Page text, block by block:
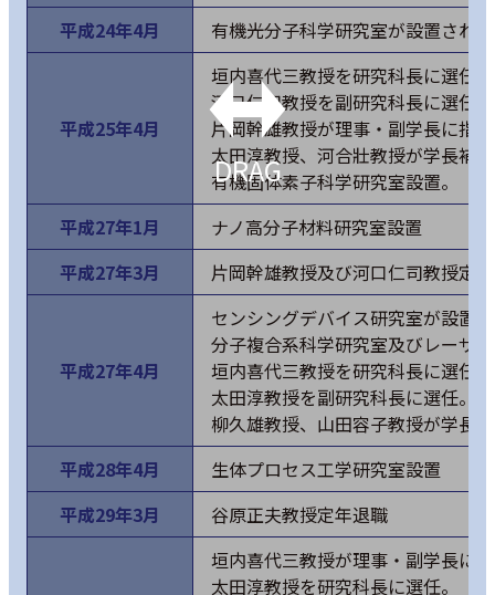
平成24年4月
有機光分子科学研究室が設置され
平成25年4月
垣内喜代三教授を研究科長に選任
河口仁司教授を副研究科長に選任。
片岡幹雄教授が理事・副学長に指
太田淳教授、河合壯教授が学長補
有機固体素子科学研究室設置。
平成27年1月
ナノ高分子材料研究室設置
平成27年3月
片岡幹雄教授及び河口仁司教授定
平成27年4月
センシングデバイス研究室が設置
分子複合系科学研究室及びレーザ
垣内喜代三教授を研究科長に選任
太田淳教授を副研究科長に選任。
柳久雄教授、山田容子教授が学長
平成28年4月
生体プロセス工学研究室設置
平成29年3月
谷原正夫教授定年退職
垣内喜代三教授が理事・副学長に
太田淳教授を研究科長に選任。
DRAG